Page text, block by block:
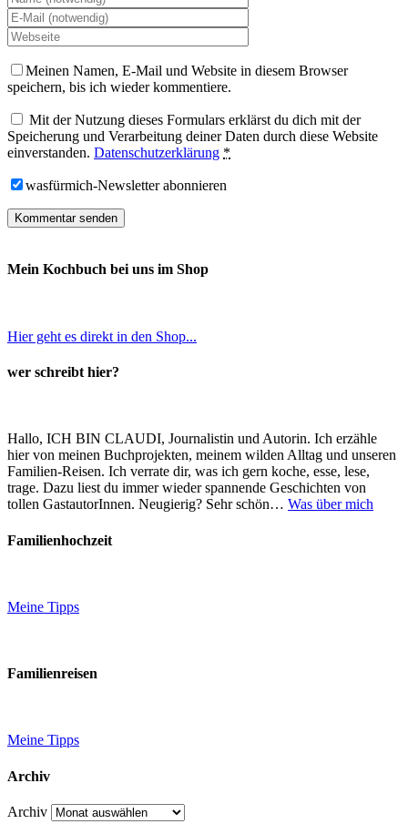
Meinen Namen, E-Mail und Website in diesem Browser
speichern, bis ich wieder kommentiere.
Mit der Nutzung dieses Formulars erklärst du dich mit der
Speicherung und Verarbeitung deiner Daten durch diese Website
einverstanden. Datenschutzerklärung *
wasfürmich-Newsletter abonnieren
Mein Kochbuch bei uns im Shop
Hier geht es direkt in den Shop...
wer schreibt hier?
Hallo, ICH BIN CLAUDI, Journalistin und Autorin. Ich erzähle
hier von meinen Buchprojekten, meinem wilden Alltag und unseren
Familien-Reisen. Ich verrate dir, was ich gern koche, esse, lese,
trage. Dazu liest du immer wieder spannende Geschichten von
tollen GastautorInnen. Neugierig? Sehr schön… Was über mich
Familienhochzeit
Meine Tipps
Familienreisen
Meine Tipps
Archiv
Archiv